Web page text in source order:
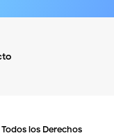
Todos los Derechos